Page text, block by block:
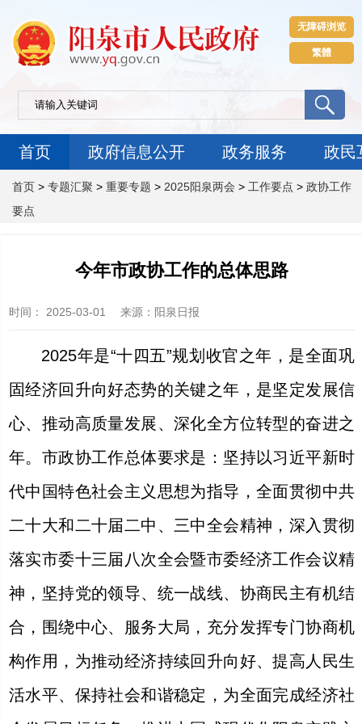
无障碍浏览
繁體
首页 政府信息公开 政务服务 政民
首页 > 专题汇聚 > 重要专题 > 2025阳泉两会 > 工作要点 > 政协工作
要点
今年市政协工作的总体思路
时间： 2025-03-01 来源 ：阳泉日报
2025年是“十四五”规划收官之年，是全面巩
固经济回升向好态势的关键之年，是坚定发展信
心、推动高质量发展、深化全方位转型的奋进之
年。市政协工作总体要求是：坚持以习近平新时
代中国特色社会主义思想为指导，全面贯彻中共
二十大和二十届二中、三中全会精神，深入贯彻
落实市委十三届八次全会暨市委经济工作会议精
神，坚持党的领导、统一战线、协商民主有机结
合，围绕中心、服务大局，充分发挥专门协商机
构作用，为推动经济持续回升向好、提高人民生
活水平、保持社会和谐稳定，为全面完成经济社